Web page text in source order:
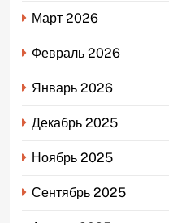
Март 2026
Февраль 2026
Январь 2026
Декабрь 2025
Ноябрь 2025
Сентябрь 2025